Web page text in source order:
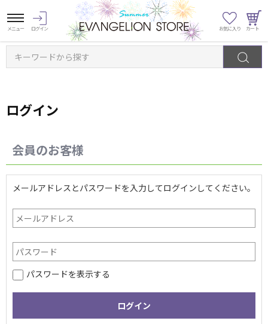
キーワードから探す
ログイン
会員のお客様
メールアドレスとパスワードを入力してログインしてください。
パスワードを表示する